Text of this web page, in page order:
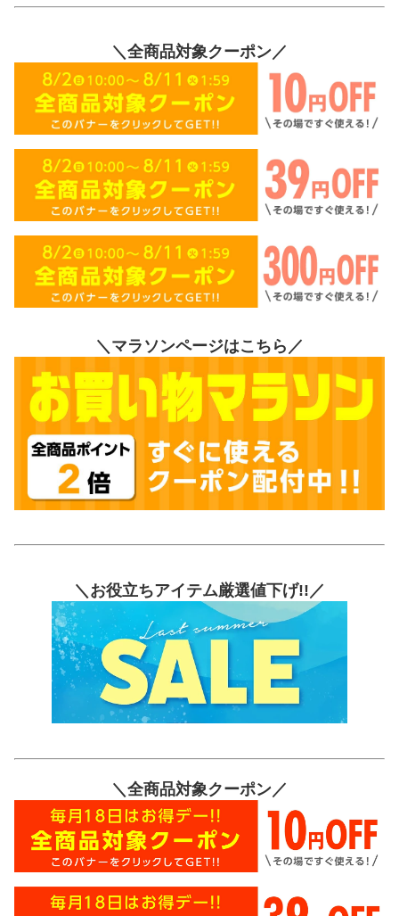
＼全商品対象クーポン／
＼マラソンページはこちら／
＼お役立ちアイテム厳選値下げ!!／
＼全商品対象クーポン／